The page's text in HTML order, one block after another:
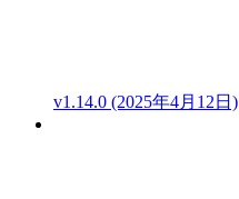
v1.14.0 (2025年4月12日)